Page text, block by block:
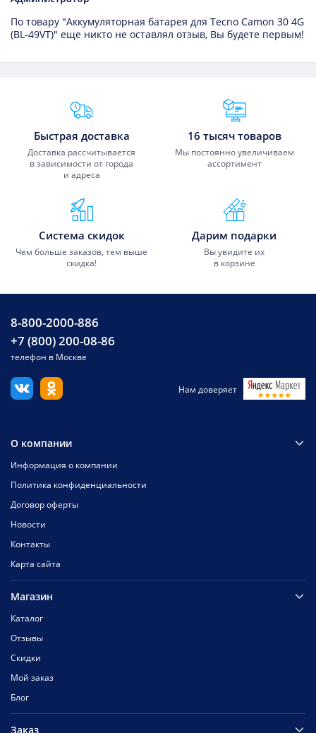
По товару "Аккумуляторная батарея для Tecno Camon 30 4G
(BL-49VT)" еще никто не оставлял отзыв, Вы будете первым!
Преимущества Fixmobile
Быстрая доставка
Доставка рассчитывается
в зависимости от города
и адреса
16 тысяч товаров
Мы постоянно увеличиваем
ассортимент
Система скидок
Чем больше заказов, тем выше
скидка!
Дарим подарки
Вы увидите их
в корзине
8-800-2000-886
+7 (800) 200-08-86
телефон в Москве
Нам доверяет
О компании
Информация о компании
Политика конфиденциальности
Договор оферты
Новости
Контакты
Карта сайта
Магазин
Каталог
Отзывы
Скидки
Мой заказ
Блог
Заказ